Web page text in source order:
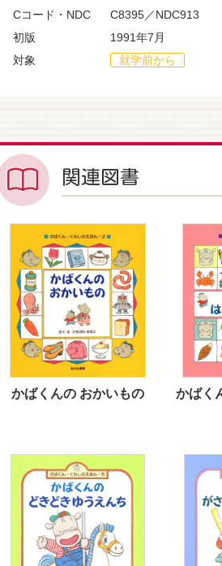
Cコード・NDC
C8395／NDC913
初版
1991年7月
対象
就学前から
関連図書
かばくんの おかいもの
かばく